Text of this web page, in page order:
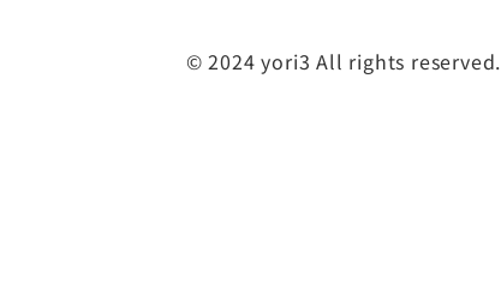
©️ 2024 yori3 All rights reserved.